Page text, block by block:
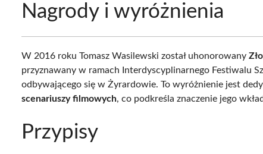
Nagrody i wyróżnienia
W 2016 roku Tomasz Wasilewski został uhonorowany
przyznawany w ramach Interdyscyplinarnego Festiwalu
odbywającego się w Żyrardowie. To wyróżnienie jest
scenariuszy filmowych, co podkreśla znaczenie jego
Przypisy